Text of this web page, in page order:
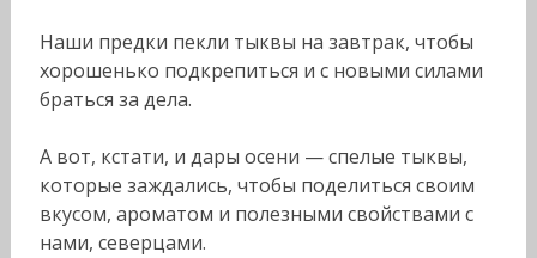
Наши предки пекли тыквы на завтрак, чтобы
хорошенько подкрепиться и с новыми силами
браться за дела.
А вот, кстати, и дары осени — спелые тыквы,
которые заждались, чтобы поделиться своим
вкусом, ароматом и полезными свойствами с
нами, северцами.